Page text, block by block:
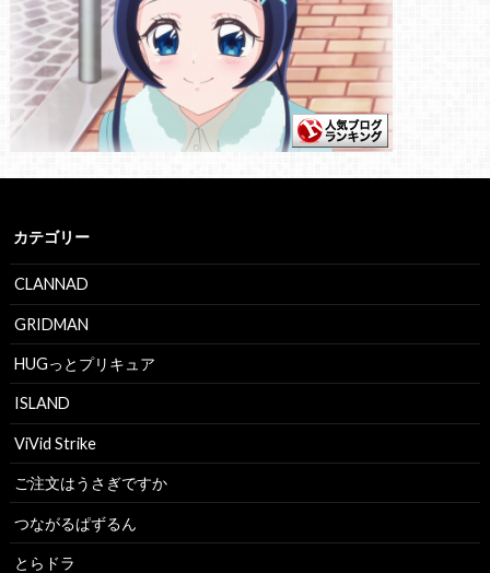
カテゴリー
CLANNAD
GRIDMAN
HUGっとプリキュア
ISLAND
ViVid Strike
ご注文はうさぎですか
つながるぱずるん
とらドラ